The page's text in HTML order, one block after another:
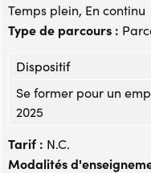
Temps plein, En continu
Type de parcours :
Dispositif
Se former pour un
2025
Tarif : N.C.
Modalités